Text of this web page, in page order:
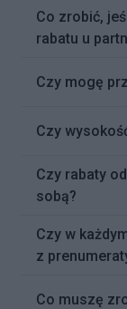
Co zrobić,
rabatu u
Czy mogę
Czy
Czy rabaty
sobą?
Czy w
z
Co muszę